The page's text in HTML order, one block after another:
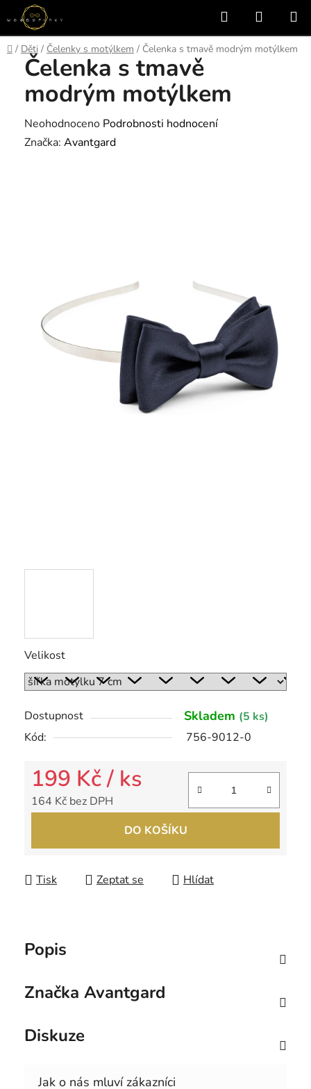
Přejít
na
obsah
Hledat
KOŠÍK
Domů
/ Děti / Čelenky s motýlkem / Čelenka s tmavě modrým motýlkem
Velikost
Dostupnost Skladem (5 ks)
Kód:
756-9012-0
199 Kč/ ks
164 Kč bez DPH
DO KOŠÍKU
Tisk Zeptat se Hlídat
Čelenka s tmavě
modrým motýlkem
Průměrné
hodnocení
Neohodnoceno Podrobnosti hodnocení
Značka: Avantgard
Popis
Značka Avantgard
Diskuze